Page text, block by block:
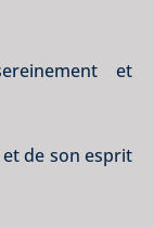
et
et de son esprit